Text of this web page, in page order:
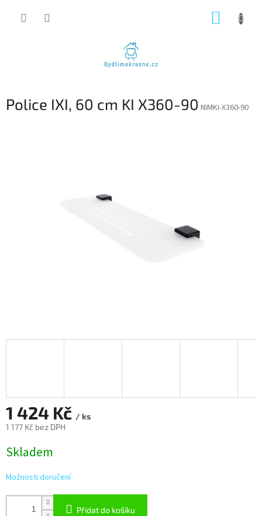
Police IXI, 60 cm KI X360-90 NIMKI-X360-90
1 424 Kč / ks
1 177 Kč bez DPH
cena:
Skladem
Možnosti doručení
Přidat do košíku